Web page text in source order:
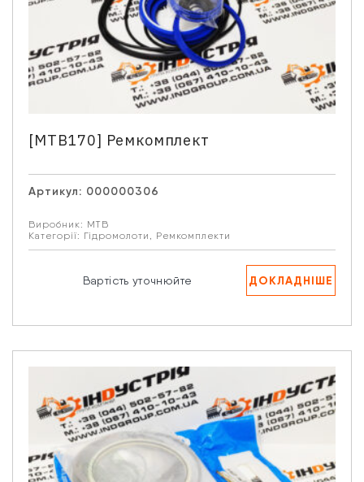
[MTB170] Ремкомплект
Артикул: 000000306
Виробник: MTB
Категорії: Гідромолоти , Ремкомплекти
Вартість уточнюйте ДОКЛАДНІШЕ